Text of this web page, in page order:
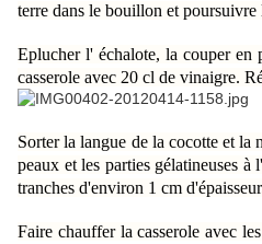
terre dans le bouillon et poursuivre
Eplucher l' échalote, la couper en
casserole avec 20 cl de vinaigre.
Sorter la langue de la cocotte et la
peaux et les parties gélatineuses
tranches d'environ 1 cm
Faire chauffer la casserole avec